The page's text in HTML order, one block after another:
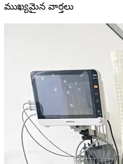
ముఖ్యమైన వార్తలు